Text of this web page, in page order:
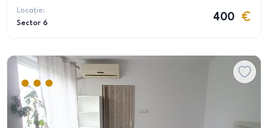
Locație:
Sector 6
400